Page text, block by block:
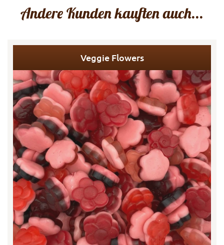
Andere Kunden kauften auch...
Veggie Flowers